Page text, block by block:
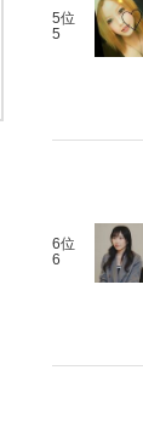
5位
5
6位
6